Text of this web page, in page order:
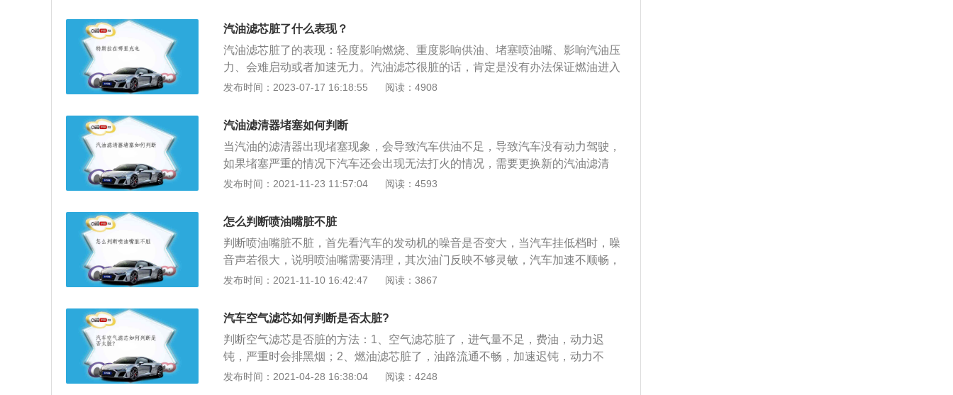
管、固定节气门的螺丝；3、用清洗剂对节气门清洗，清洗不到的地方用棉线进
汽油滤芯脏了什么表现？
汽油滤芯脏了的表现：轻度影响燃烧、重度影响供油、堵塞喷油嘴、影响汽油压
力、会难启动或者加速无力。汽油滤芯很脏的话，肯定是没有办法保证燃油进入
发动机缸内燃烧时的清洁，毕竟加入的汽油并不是纯净的。为了确保汽油滤芯的
体还是要根据实际情况来做决定，当车主发现柴油滤清器里面的滤芯颜色已经有
明显变黑的时候，就说明滤芯被有害物质污染得很重了，需要及时将滤芯更换。
发布时间：2023-07-17 16:18:55 阅读：4908
汽油滤清器堵塞如何判断
当汽油的滤清器出现堵塞现象，会导致汽车供油不足，导致汽车没有动力驾驶，
如果堵塞严重的情况下汽车还会出现无法打火的情况，需要更换新的汽油滤清
器。燃油滤清器分为三个种类，分别是柴油滤清器，汽油滤清器和天然气滤清
受颗粒物磨损，燃油滤清器可以将含在燃油中的氧化铁粉尘等固体杂质除去防止
燃油系统，减少各部件磨损保证发动机正常使用，提高可靠性。其中柴油滤清器
的结构和机油滤清器的结构类似，但承受的工作压力比机油滤清器低，过滤效率
比机油滤清器高。
发布时间：2021-11-23 11:57:04 阅读：4593
怎么判断喷油嘴脏不脏
判断喷油嘴脏不脏，首先看汽车的发动机的噪音是否变大，当汽车挂低档时，噪
音声若很大，说明喷油嘴需要清理，其次油门反映不够灵敏，汽车加速不顺畅，
起步时容易发抖震动等情况，都说明喷油嘴需要清理或者更换。喷油嘴是一种电
采用油品差的燃油，会导致喷油嘴变脏，造成堵塞，汽车的喷油嘴若脏了，那么
会导致汽车的油耗量增加，在汽车行驶时，汽车的动力不足，怠速及抖动等一系
列的故障出现。不仅如此，喷油嘴对发动机也要重要的作用，能够影响发动机的
功率，长时间造成发动机的损坏，所以，要及时的清理喷油嘴，不然会造成堵
塞，影响汽车的安全驾驶。
发布时间：2021-11-10 16:42:47 阅读：3867
汽车空气滤芯如何判断是否太脏?
判断空气滤芯是否脏的方法：1、空气滤芯脏了，进气量不足，费油，动力迟
钝，严重时会排黑烟；2、燃油滤芯脏了，油路流通不畅，加速迟钝，动力不
足，严重时，启动都困难；3、空调滤芯脏了，影响风机出风量，导致空调不凉
发布时间：2021-04-28 16:38:04 阅读：4248